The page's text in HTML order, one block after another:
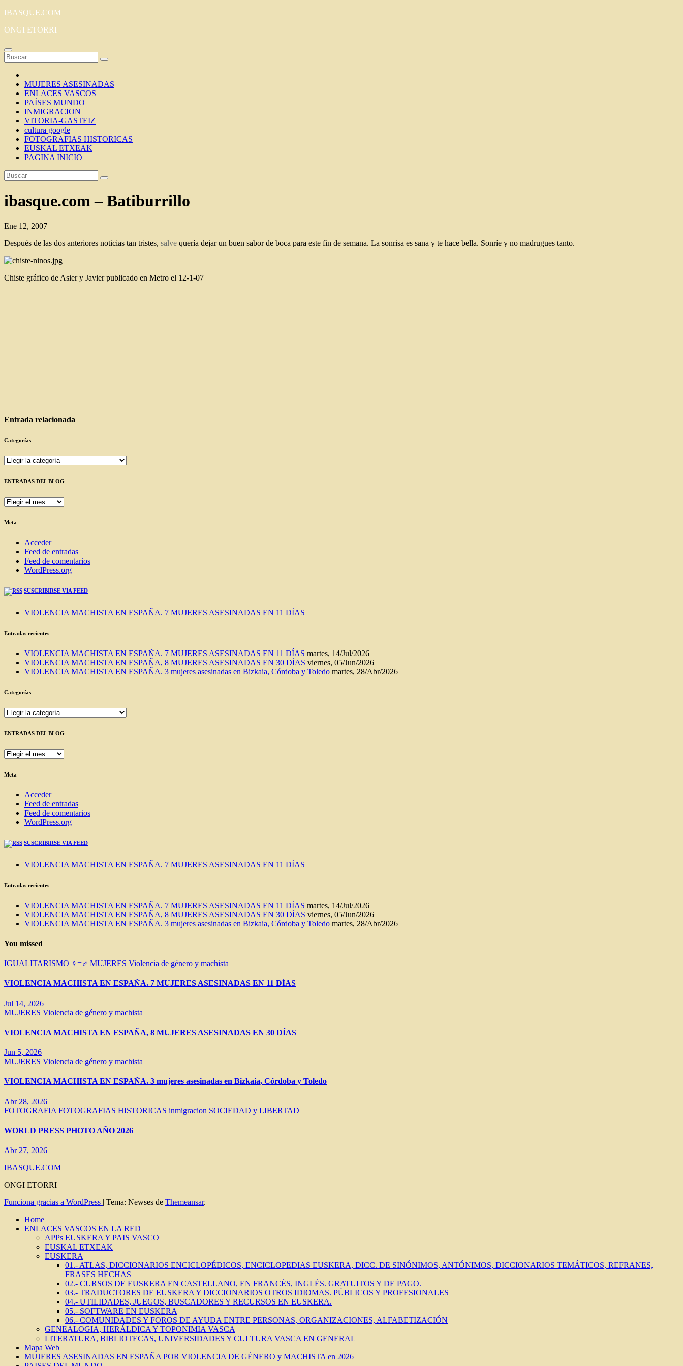
Saltar
contenido
IBASQUE.COM
ONGI ETORRI
MUJERES ASESINADAS
ENLACES VASCOS
PAÍSES MUNDO
INMIGRACION
VITORIA-GASTEIZ
cultura google
FOTOGRAFIAS HISTORICAS
EUSKAL ETXEAK
PAGINA INICIO
ibasque.com – Batiburrillo
Ene 12, 2007
Después de las dos anteriores noticias tan tristes, salve quería dejar un buen sabor de boca para este fin de semana. La sonrisa es sana y te hace bella. Sonríe y no madrugues tanto.
Chiste gráfico de Asier y Javier publicado en Metro el 12-1-07
Entrada relacionada
Categorías
Categorías
ENTRADAS DEL BLOG
ENTRADAS
BLOG
Meta
Acceder
Feed de entradas
Feed de comentarios
WordPress.org
SUSCRIBIRSE VIA FEED
VIOLENCIA MACHISTA EN ESPAÑA. 7 MUJERES ASESINADAS EN 11 DÍAS
Entradas recientes
VIOLENCIA MACHISTA EN ESPAÑA. 7 MUJERES ASESINADAS EN 11 DÍAS martes, 14/Jul/2026
VIOLENCIA MACHISTA EN ESPAÑA, 8 MUJERES ASESINADAS EN 30 DÍAS viernes, 05/Jun/2026
VIOLENCIA MACHISTA EN ESPAÑA. 3 mujeres asesinadas en Bizkaia, Córdoba y Toledo martes, 28/Abr/2026
Categorías
Categorías
ENTRADAS DEL BLOG
ENTRADAS
BLOG
Meta
Acceder
Feed de entradas
Feed de comentarios
WordPress.org
SUSCRIBIRSE VIA FEED
VIOLENCIA MACHISTA EN ESPAÑA. 7 MUJERES ASESINADAS EN 11 DÍAS
Entradas recientes
VIOLENCIA MACHISTA EN ESPAÑA. 7 MUJERES ASESINADAS EN 11 DÍAS martes, 14/Jul/2026
VIOLENCIA MACHISTA EN ESPAÑA, 8 MUJERES ASESINADAS EN 30 DÍAS viernes, 05/Jun/2026
VIOLENCIA MACHISTA EN ESPAÑA. 3 mujeres asesinadas en Bizkaia, Córdoba y Toledo martes, 28/Abr/2026
You missed
IGUALITARISMO ♀=♂ MUJERES Violencia de género y machista
VIOLENCIA MACHISTA EN ESPAÑA. 7 MUJERES ASESINADAS EN 11 DÍAS
Jul 14, 2026
MUJERES Violencia de género y machista
VIOLENCIA MACHISTA EN ESPAÑA, 8 MUJERES ASESINADAS EN 30 DÍAS
Jun 5, 2026
MUJERES Violencia de género y machista
VIOLENCIA MACHISTA EN ESPAÑA. 3 mujeres asesinadas en Bizkaia, Córdoba y Toledo
Abr 28, 2026
FOTOGRAFIA FOTOGRAFIAS HISTORICAS inmigracion SOCIEDAD y LIBERTAD
WORLD PRESS PHOTO AÑO 2026
Abr 27, 2026
IBASQUE.COM
ONGI ETORRI
Funciona gracias a WordPress | Tema: Newses de Themeansar.
Home
ENLACES VASCOS EN LA RED
APPs EUSKERA Y PAIS VASCO
EUSKAL ETXEAK
EUSKERA
01.- ATLAS, DICCIONARIOS ENCICLOPÉDICOS, ENCICLOPEDIAS EUSKERA, DICC. DE SINÓNIMOS, ANTÓNIMOS, DICCIONARIOS TEMÁTICOS, REFRANES,
FRASES HECHAS
02.- CURSOS DE EUSKERA EN CASTELLANO, EN FRANCÉS, INGLÉS. GRATUITOS Y DE PAGO.
03.- TRADUCTORES DE EUSKERA Y DICCIONARIOS OTROS IDIOMAS. PÚBLICOS Y PROFESIONALES
04.- UTILIDADES, JUEGOS, BUSCADORES Y RECURSOS EN EUSKERA.
05.- SOFTWARE EN EUSKERA
06.- COMUNIDADES Y FOROS DE AYUDA ENTRE PERSONAS, ORGANIZACIONES, ALFABETIZACIÓN
GENEALOGIA, HERÁLDICA Y TOPONIMIA VASCA
LITERATURA, BIBLIOTECAS, UNIVERSIDADES Y CULTURA VASCA EN GENERAL
Mapa Web
MUJERES ASESINADAS EN ESPAÑA POR VIOLENCIA DE GÉNERO y MACHISTA en 2026